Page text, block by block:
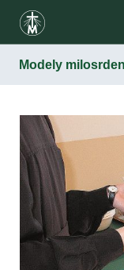
Modely
V Starom
V Novom
V teológii –
Modely
V škole sv.